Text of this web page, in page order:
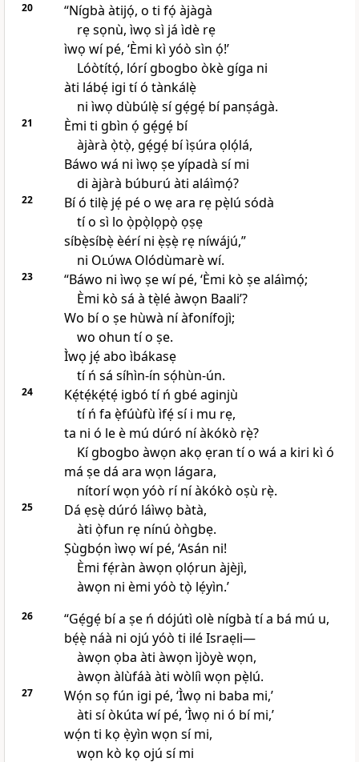
20
“Nígbà àtijọ́, o ti fọ́ àjàgà
rẹ sọnù, ìwọ sì já ìdè rẹ
ìwọ wí pé, ‘Èmi kì yóò sìn ọ́!’
Lóòtítọ́, lórí gbogbo òkè gíga ni
àti lábẹ́ igi tí ó tànkálẹ̀
ni ìwọ dùbúlẹ̀ sí gẹ́gẹ́ bí panṣágà.
21
Èmi ti gbìn ọ́ gẹ́gẹ́ bí
àjàrà ọ̀tọ̀, gẹ́gẹ́ bí ìṣúra ọlọ́lá,
Báwo wá ni ìwọ ṣe yípadà sí mi
di àjàrà búburú àti aláìmọ́?
22
Bí ó tilẹ̀ jẹ́ pé o wẹ ara rẹ pẹ̀lú sódà
tí o sì lo ọ̀pọ̀lọpọ̀ ọṣẹ
síbẹ̀síbẹ̀ èérí ni ẹ̀ṣẹ̀ rẹ níwájú,”
ni OlúwaOlódùmarè wí.
23
“Báwo ni ìwọ ṣe wí pé, ‘Èmi kò ṣe aláìmọ́;
Èmi kò sá à tẹ̀lé àwọn Baali’?
Wo bí o ṣe hùwà ní àfonífojì;
wo ohun tí o ṣe.
Ìwọ jẹ́ abo ìbákasẹ
tí ń sá síhìn-ín sọ́hùn-ún.
24
Kẹ́tẹ́kẹ́tẹ́ igbó tí ń gbé aginjù
tí ń fa ẹ̀fúùfù ìfẹ́ sí i mu rẹ,
ta ni ó le è mú dúró ní àkókò rẹ̀?
Kí gbogbo àwọn akọ ẹran tí o wá a kiri kì ó
má ṣe dá ara wọn lágara,
nítorí wọn yóò rí ní àkókò oṣù rẹ̀.
25
Dá ẹsẹ̀ dúró láìwọ bàtà,
àti ọ̀fun rẹ nínú òǹgbẹ.
Ṣùgbọ́n ìwọ wí pé, ‘Asán ni!
Èmi fẹ́ràn àwọn ọlọ́run àjèjì,
àwọn ni èmi yóò tọ̀ lẹ́yìn.’
26
“Gẹ́gẹ́ bí a ṣe ń dójútì olè nígbà tí a bá mú u,
bẹ́ẹ̀ náà ni ojú yóò ti ilé Israẹli—
àwọn ọba àti àwọn ìjòyè wọn,
àwọn àlùfáà àti wòlíì wọn pẹ̀lú.
27
Wọ́n sọ fún igi pé, ‘Ìwọ ni baba mi,’
àti sí òkúta wí pé, ‘Ìwọ ni ó bí mi,’
wọ́n ti kọ ẹ̀yìn wọn sí mi,
wọn kò kọ ojú sí mi